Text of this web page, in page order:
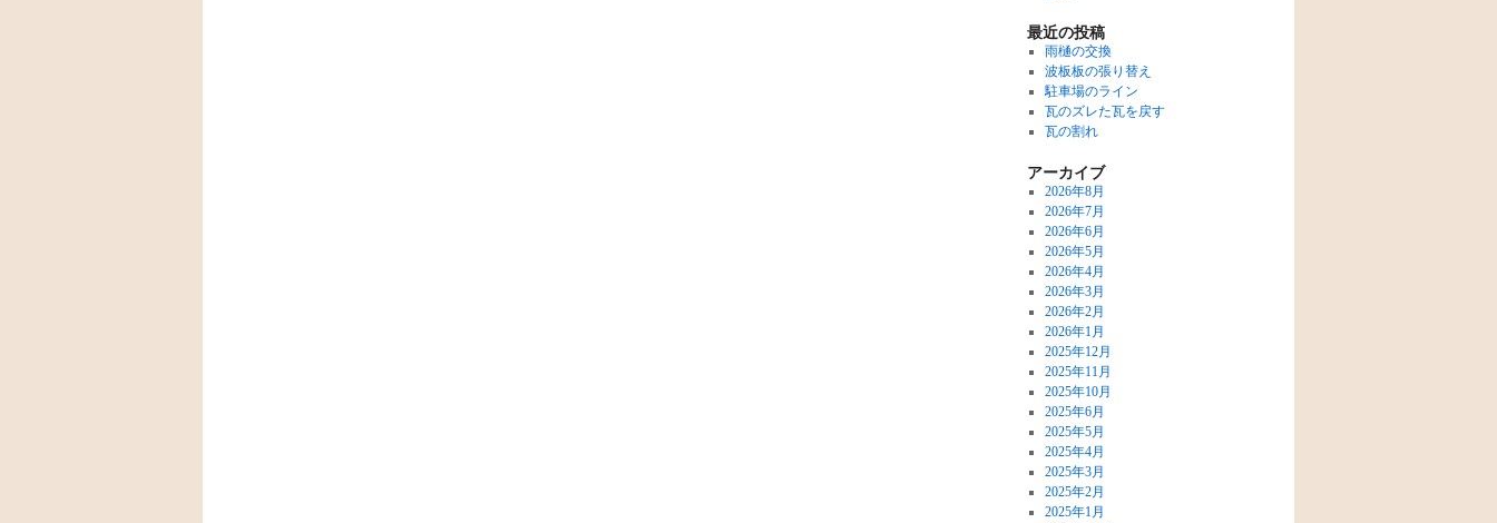
最近の投稿
雨樋の交換
波板板の張り替え
駐車場のライン
瓦のズレた瓦を戻す
瓦の割れ
アーカイブ
2026年8月
2026年7月
2026年6月
2026年5月
2026年4月
2026年3月
2026年2月
2026年1月
2025年12月
2025年11月
2025年10月
2025年6月
2025年5月
2025年4月
2025年3月
2025年2月
2025年1月